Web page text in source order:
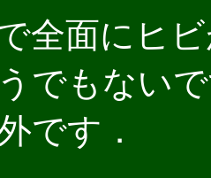
全面にヒ
でもない
です．